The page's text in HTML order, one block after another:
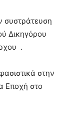
συστράτευση
Δικηγόρου
.
στην
Εποχή στο